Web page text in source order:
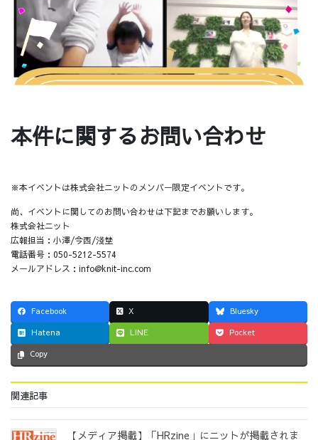
本件に関するお問い合わせ
※本イベントは株式会社ニットのメンバー限定イベントです。
尚、イベントに関してのお問い合わせは下記までお願いします。
株式会社ニット
広報担当：小澤/今西/淺埜
電話番号：050-5212-5574
メールアドレス：info@knit-inc.com
Facebook X
Bluesky
Hatena
LINE Pocket
Copy
関連記事
【メディア掲載】「HRzine」にニットが掲載されま